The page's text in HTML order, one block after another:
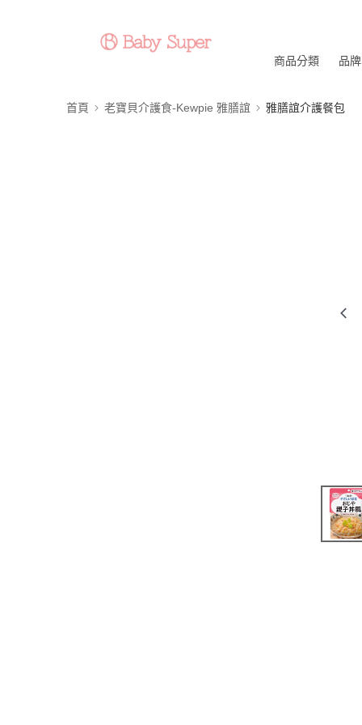
商品分類 品
首頁 老寶貝介護食-Kewpie 雅膳誼 雅膳誼介護餐包